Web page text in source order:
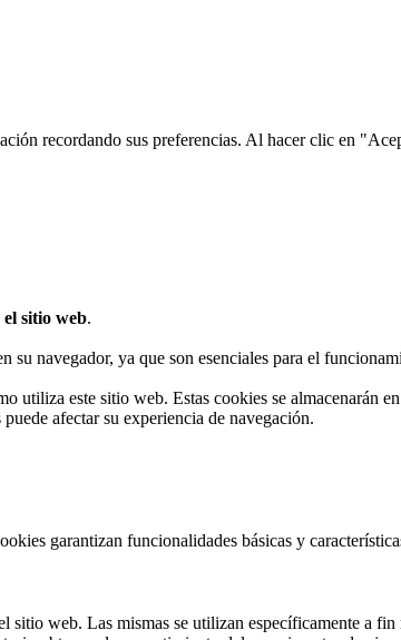
recordando sus preferencias. Al hacer clic en
sitio web.
su navegador, ya que son esenciales para el
utiliza este sitio web. Estas cookies se almacenarán
afectar su experiencia de navegación.
garantizan funcionalidades básicas y
web. Las mismas se utilizan específicamente a